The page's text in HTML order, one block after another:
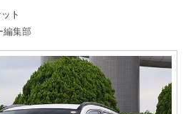
ト
編集部